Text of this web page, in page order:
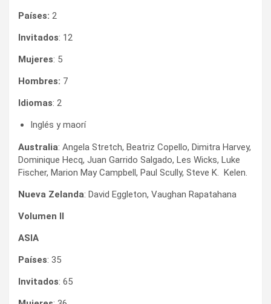
Países: 2
Invitados: 12
Mujeres: 5
Hombres: 7
Idiomas: 2
Inglés y maorí
Australia: Angela Stretch, Beatriz Copello, Dimitra Harvey,
Dominique Hecq, Juan Garrido Salgado, Les Wicks, Luke
Fischer, Marion May Campbell, Paul Scully, Steve K. Kelen.
Nueva Zelanda: David Eggleton, Vaughan Rapatahana
Volumen lI
ASIA
Países: 35
Invitados: 65